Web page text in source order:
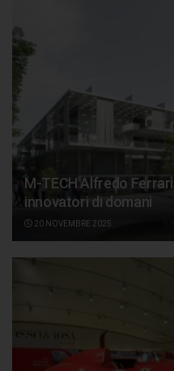
M-TECH Alfredo
innovatori di domani
20 NOVEMBRE 2025